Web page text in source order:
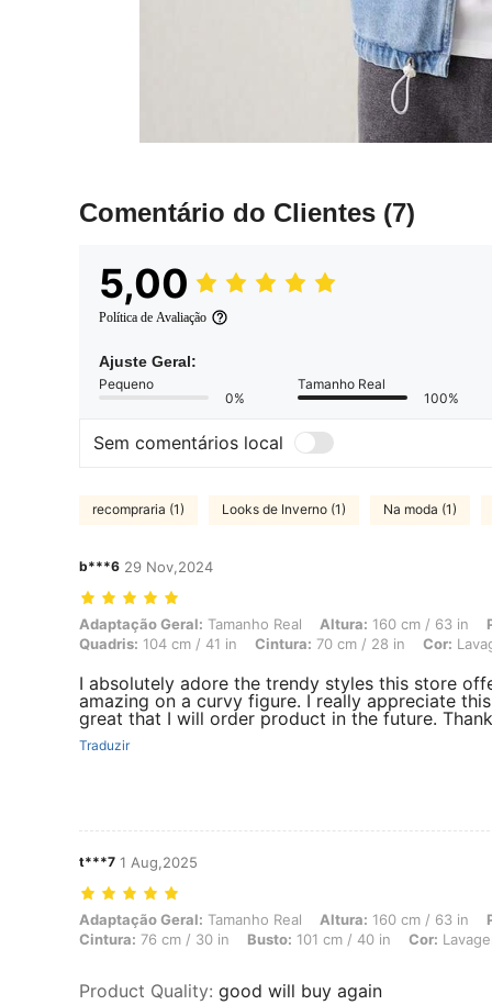
Comentário do Clientes (7)
5,00
Política de Avaliação
Ajuste Geral:
Pequeno
0%
Tamanho Real
100%
Sem comentários local
recompraria (1) Looks de Inverno (1) Na moda (1)
b***6 29 Nov,2024
Adaptação Geral: Tamanho Real, Altura: 160 cm / 63 in, Peso: 51
Adaptação Geral: Tamanho Real Altura: 160 cm / 63 in
Quadris: 104 cm / 41 in Cintura: 70 cm / 28 in Cor:
I absolutely adore the trendy styles this store
amazing on a curvy figure. I really appreciate
great that I will order product in the future.
Traduzir
t***7 1 Aug,2025
Adaptação Geral: Tamanho Real, Altura: 160 cm / 63 in, Peso: 55
Adaptação Geral: Tamanho Real Altura: 160 cm / 63 in
Cintura: 76 cm / 30 in Busto: 101 cm / 40 in Cor:
Product Quality: good will buy again